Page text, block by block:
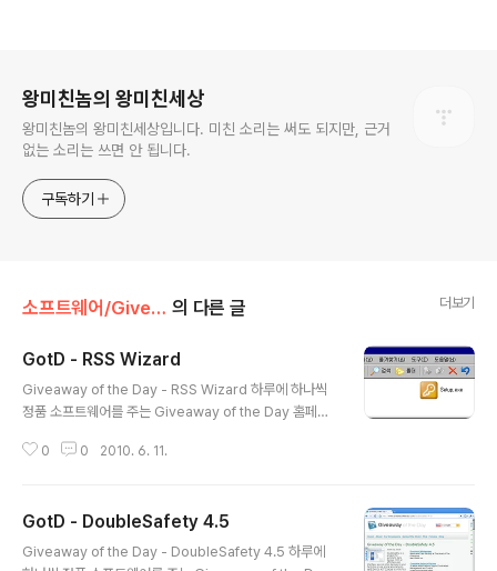
왕미친놈의 왕미친세상
왕미친놈의 왕미친세상입니다. 미친 소리는 써도 되지만, 근거
없는 소리는 쓰면 안 됩니다.
구독하기
소프트웨어/Giveaway 의 다른 글 더보기
GotD - RSS Wizard
Giveaway of the Day - RSS Wizard 하루에 하나씩
정품 소프트웨어를 주는 Giveaway of the Day 홈페이
다. 참고 : 여기에 나온 설명문은 기본적으로 giveawayof
비영리-변경금지(CC-BY-NC-ND) 2.0 라이선스에 따라
비상업적 용도로 수정하지 않고 이용해 주십시오. 프로그
램 설명 RSS Wizard(RSS 위자드) 프로그램은 HTML을
0 0 2010. 6. 11.
GotD - DoubleSafety 4.5
Giveaway of the Day - DoubleSafety 4.5 하루에